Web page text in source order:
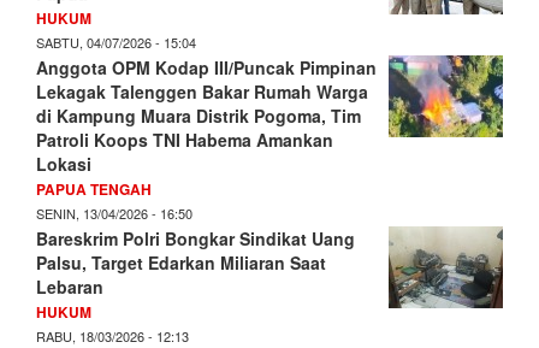
HUKUM
SABTU, 04/07/2026 - 15:04
Anggota OPM Kodap III/Puncak Pimpinan
Lekagak Talenggen Bakar Rumah Warga
di Kampung Muara Distrik Pogoma, Tim
Patroli Koops TNI Habema Amankan
Lokasi
PAPUA TENGAH
SENIN, 13/04/2026 - 16:50
Bareskrim Polri Bongkar Sindikat Uang
Palsu, Target Edarkan Miliaran Saat
Lebaran
HUKUM
RABU, 18/03/2026 - 12:13